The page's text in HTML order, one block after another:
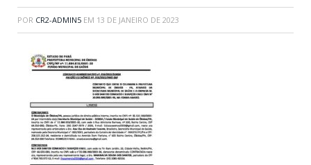
POR CR2-ADMIN5 EM 13 DE JANEIRO DE 2023